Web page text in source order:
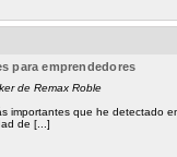
para emprendedores
de Remax Roble
importantes que he detectado
de [...]